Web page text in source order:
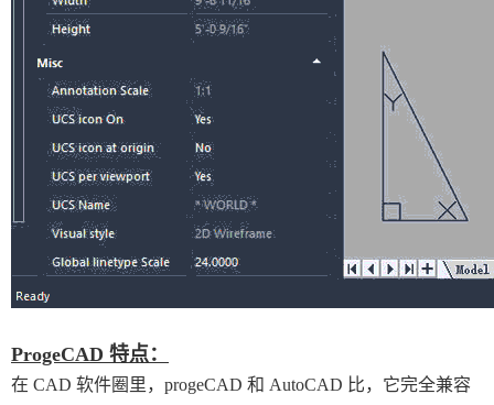
ProgeCAD 特点：
在 CAD 软件圈里，progeCAD 和 AutoCAD 比，它完全兼容